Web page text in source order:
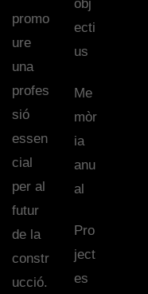
promo
ure
una
profes
sió
essen
cial
per al
futur
de la
constr
ucció.
obj
ecti
us
Me
mòr
ia
anu
al
Pro
ject
es